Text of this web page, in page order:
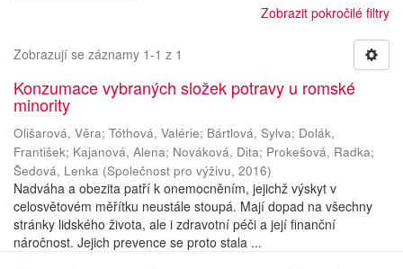
Zobrazit pokročilé filtry
Zobrazují se záznamy 1-1 z 1
Konzumace vybraných složek potravy u romské
minority
Olišarová, Věra; Tóthová, Valérie; Bártlová, Sylva; Dolák,
František; Kajanová, Alena; Nováková, Dita; Prokešová, Radka;
Šedová, Lenka (Společnost pro výživu, 2016)
Nadváha a obezita patří k onemocněním, jejichž výskyt v
celosvětovém měřítku neustále stoupá. Mají dopad na všechny
stránky lidského života, ale i zdravotní péči a její finanční
náročnost. Jejich prevence se proto stala ...